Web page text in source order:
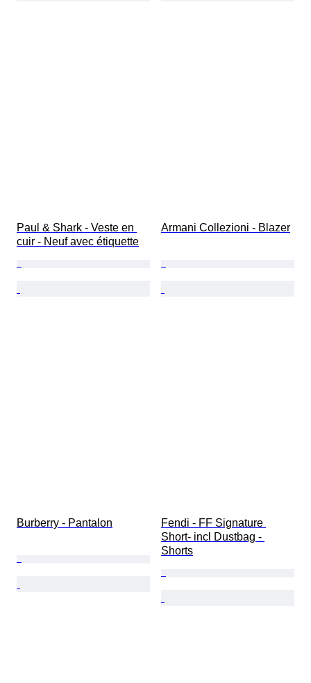
Paul & Shark - Veste en
cuir - Neuf avec étiquette
Armani Collezioni - Blazer
Burberry - Pantalon
Fendi - FF Signature
Short- incl Dustbag -
Shorts